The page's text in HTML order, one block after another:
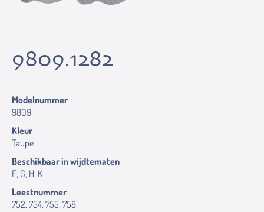
9809.1282
Modelnummer
9809
Kleur
Taupe
Beschikbaar in wijdtematen
E, G, H, K
Leestnummer
752, 754, 755, 758